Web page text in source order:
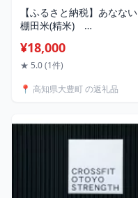
【ふるさと納税】あなない
棚田米(精米)
¥18,000
★ 5.0 (1件)
📍 高知県大豊町 の返礼品